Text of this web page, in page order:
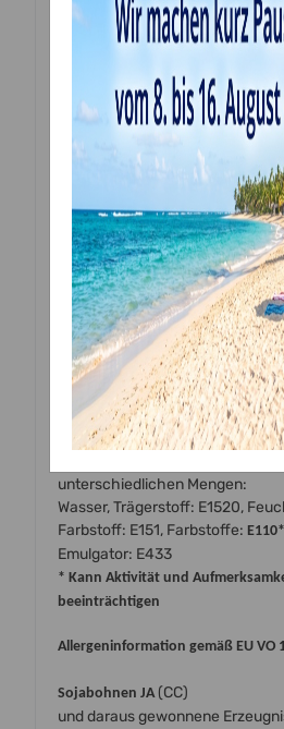
Sie erhalten ein Bild, gedruckt
individuell und ganz frisch für
Bitte die Folie vor dem
können die Bilder ganz einfach
einem Skalpell ausschneiden.
liegt dem Produkt bei.
Sollten Sie Sonderwünsche
nehmen sie doch bitte einfach
email: mwolf@wecs.eu
Tel. oder WhatsApp:
Zutaten Dekorpapier Professional
Verdickungsmittel E1422,
Tapiokadextrin, Sheabutter,
Emulgator E471, Stabilisator
Säureregulator E330,
unterschiedlichen Mengen:
Wasser, Trägerstoff: E1520,
Farbstoff: E151, Farbstoffe: E110*
Emulgator: E433
* Kann Aktivität und
beeinträchtigen
Allergeninformation gemäß EU VO
Sojabohnen JA(CC)
und daraus gewonnene